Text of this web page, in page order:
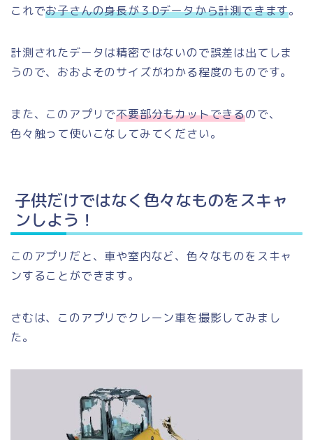
これでお子さんの身長が３Dデータから計測できます。
計測されたデータは精密ではないので誤差は出てしま
うので、おおよそのサイズがわかる程度のものです。
また、このアプリで不要部分もカットできるので、
色々触って使いこなしてみてください。
子供だけではなく色々なものをスキャ
ンしよう！
このアプリだと、車や室内など、色々なものをスキャ
ンすることができます。
さむは、このアプリでクレーン車を撮影してみまし
た。